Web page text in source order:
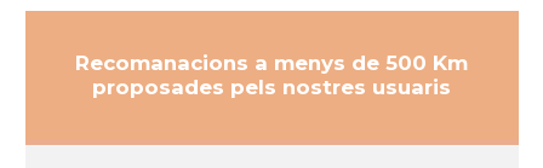
Recomanacions a menys de 500 Km
proposades pels nostres usuaris